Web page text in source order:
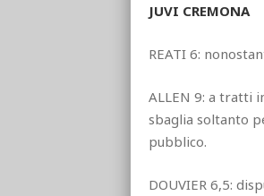
JUVI CREMONA
REATI 6:
ALLEN 9: a tratti
sbaglia soltanto
pubblico.
DOUVIER 6,5: